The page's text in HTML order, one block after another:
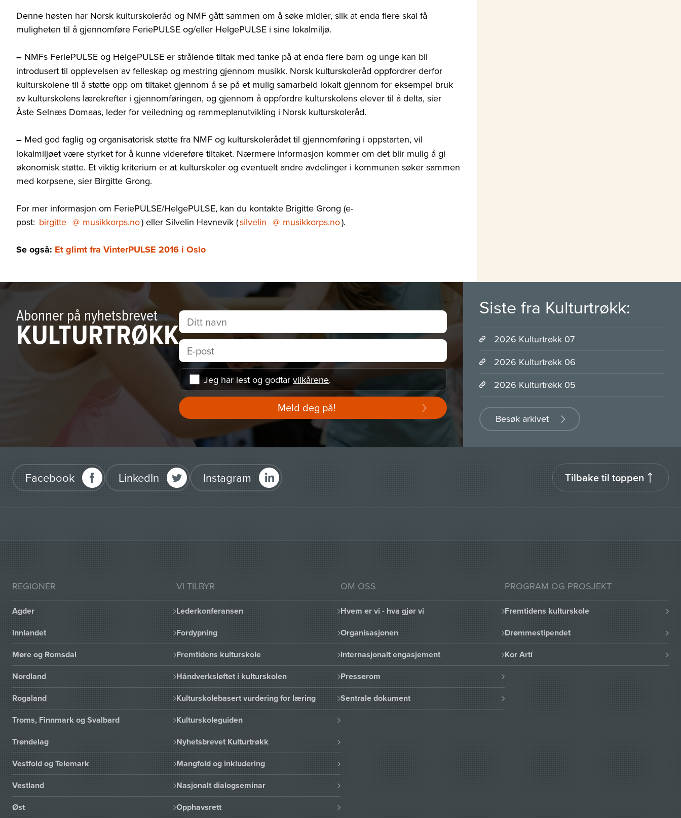
Denne høsten har Norsk kulturskoleråd og NMF gått sammen om å søke midler, slik at enda flere skal få
muligheten til å gjennomføre FeriePULSE og/eller HelgePULSE i sine lokalmiljø.
– NMFs FeriePULSE og HelgePULSE er strålende tiltak med tanke på at enda flere barn og unge kan bli
introdusert til opplevelsen av felleskap og mestring gjennom musikk. Norsk kulturskoleråd oppfordrer derfor
kulturskolene til å støtte opp om tiltaket gjennom å se på et mulig samarbeid lokalt gjennom for eksempel bruk
av kulturskolens lærekrefter i gjennomføringen, og gjennom å oppfordre kulturskolens elever til å delta, sier
Åste Selnæs Domaas, leder for veiledning og rammeplanutvikling i Norsk kulturskoleråd.
– Med god faglig og organisatorisk støtte fra NMF og kulturskolerådet til gjennomføring i oppstarten, vil
lokalmiljøet være styrket for å kunne videreføre tiltaket. Nærmere informasjon kommer om det blir mulig å gi
økonomisk støtte. Et viktig kriterium er at kulturskoler og eventuelt andre avdelinger i kommunen søker sammen
med korpsene, sier Birgitte Grong.
For mer informasjon om FeriePULSE/HelgePULSE, kan du kontakte Brigitte Grong (e-
post: birgitte @ musikkorps.no) eller Silvelin Havnevik (silvelin @ musikkorps.no).
Se også: Et glimt fra VinterPULSE 2016 i Oslo
Abonner på nyhetsbrevet
KULTURTRØKK
Jeg har lest og godtar vilkårene.
Meld deg på!
Siste fra Kulturtrøkk:
2026 Kulturtrøkk 07
2026 Kulturtrøkk 06
2026 Kulturtrøkk 05
Besøk arkivet
Facebook LinkedIn Instagram Tilbake til toppen
REGIONER
Agder
Innlandet
Møre og Romsdal
Nordland
Rogaland
Troms, Finnmark og Svalbard
Trøndelag
Vestfold og Telemark
Vestland
Øst
VI TILBYR
Lederkonferansen
Fordypning
Fremtidens kulturskole
Håndverksløftet i kulturskolen
Kulturskolebasert vurdering for læring
Kulturskoleguiden
Nyhetsbrevet Kulturtrøkk
Mangfold og inkludering
Nasjonalt dialogseminar
Opphavsrett
OM OSS
Hvem er vi - hva gjør vi
Organisasjonen
Internasjonalt engasjement
Presserom
Sentrale dokument
PROGRAM OG PROSJEKT
Fremtidens kulturskole
Drømmestipendet
Kor Artí